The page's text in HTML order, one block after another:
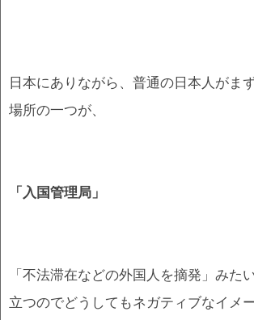
日本にありながら、普通の日本人がま
場所の一つが、
「入国管理局」
「不法滞在などの外国人を摘発」みた
立つのでどうしてもネガティブなイメ